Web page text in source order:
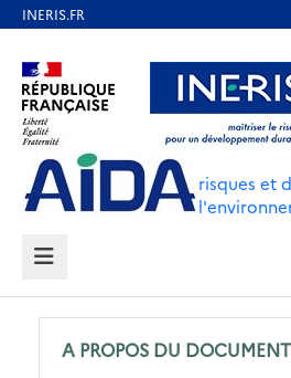
contenu
principal
Aller au contenu Aller au
Aller au pied de page
risques et
MENU
A PROPOS DU DOCUMENT